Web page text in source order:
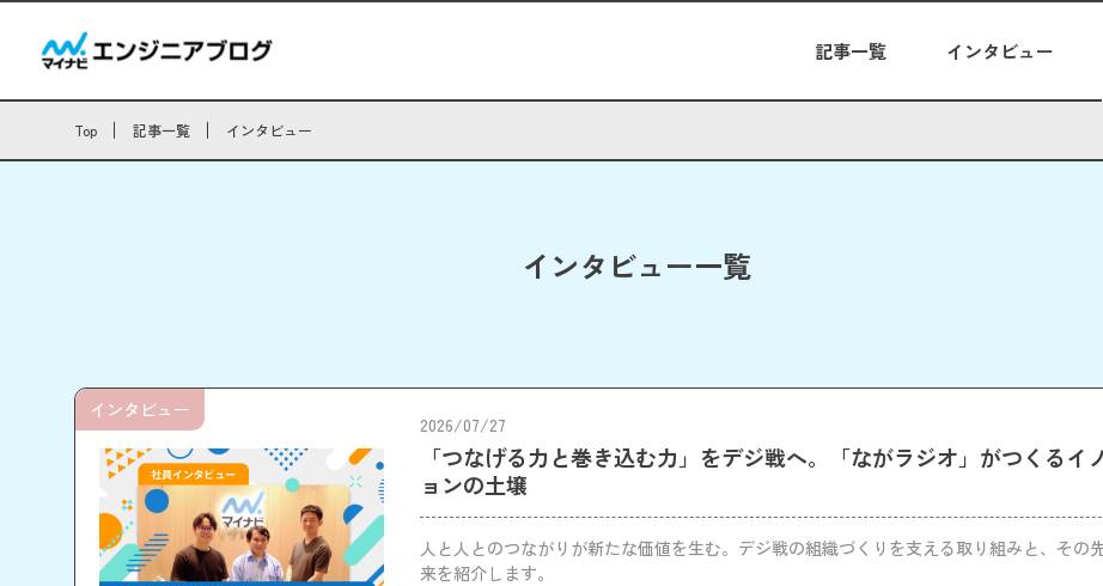
記事一覧 インタビュー
Top 記事一覧 インタビュー
インタビュー一覧
2026/07/27
「つなげる力と巻き込む力」をデジ戦へ。「ながラジオ」がつくるイ
ョンの土壌
人と人とのつながりが新たな価値を生む。デジ戦の組織づくりを支える取り組みと、その
来を紹介します。
インタビュー